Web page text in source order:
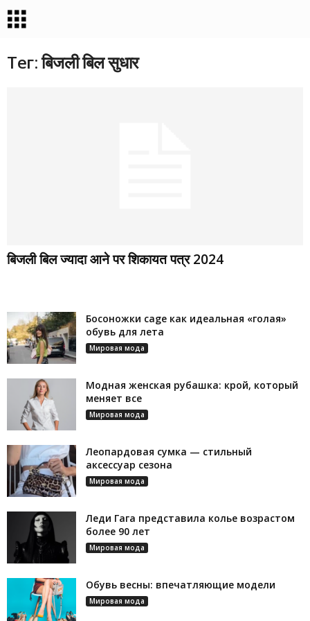
Тег: बिजली बिल सुधार
बिजली बिल ज्यादा आने पर शिकायत पत्र 2024
Босоножки cage как идеальная «голая»
обувь для лета
Мировая мода
Модная женская рубашка: крой, который
меняет все
Мировая мода
Леопардовая сумка — стильный
аксессуар сезона
Мировая мода
Леди Гага представила колье возрастом
более 90 лет
Мировая мода
Обувь весны: впечатляющие модели
Мировая мода